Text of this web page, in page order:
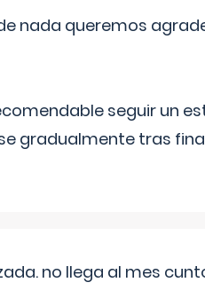
nada queremos
seguir un
gradualmente tras
no llega al mes